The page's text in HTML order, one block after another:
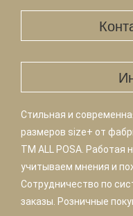
Стильная и
размеров size+ от
TM ALL POSA.
учитываем мнения и
Сотрудничество по
заказы. Розничные